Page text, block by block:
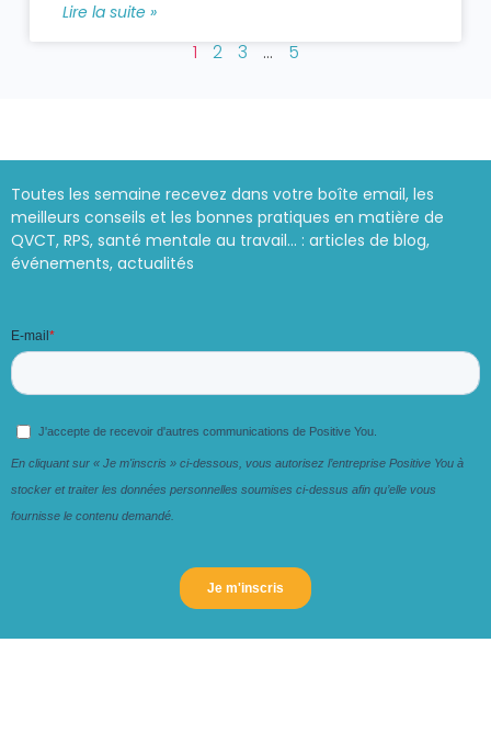
Lire la suite »
1 2 3 … 5
Toutes les semaine recevez dans votre boîte email, les
meilleurs conseils et les bonnes pratiques en matière de
QVCT, RPS, santé mentale au travail… : articles de blog,
événements, actualités